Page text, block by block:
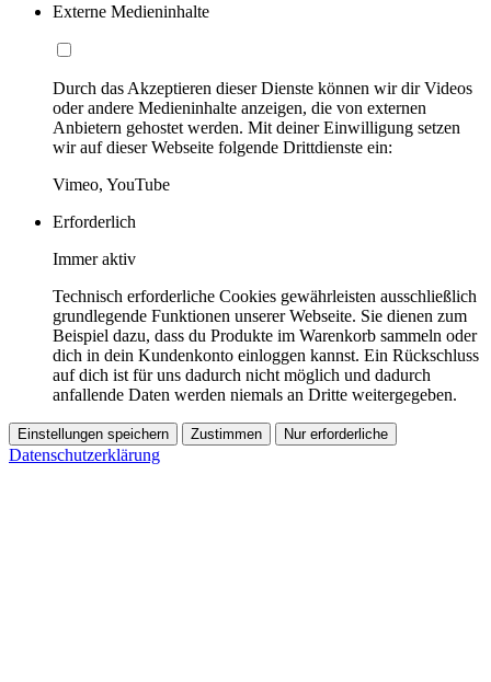
Externe Medieninhalte
Durch das Akzeptieren dieser Dienste können wir dir Videos
oder andere Medieninhalte anzeigen, die von externen
Anbietern gehostet werden. Mit deiner Einwilligung setzen
wir auf dieser Webseite folgende Drittdienste ein:
Vimeo, YouTube
Erforderlich
Immer aktiv
Technisch erforderliche Cookies gewährleisten ausschließlich
grundlegende Funktionen unserer Webseite. Sie dienen zum
Beispiel dazu, dass du Produkte im Warenkorb sammeln oder
dich in dein Kundenkonto einloggen kannst. Ein Rückschluss
auf dich ist für uns dadurch nicht möglich und dadurch
anfallende Daten werden niemals an Dritte weitergegeben.
Einstellungen speichern Zustimmen Nur erforderliche
Datenschutzerklärung